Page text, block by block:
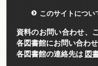
このサイトについ
資料のお問い合わせ、
各図書館にお問い合わせ
各図書館の連絡先は 図